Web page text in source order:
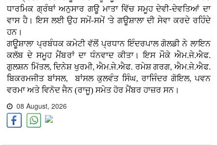
ਧਾਰਮਿਕ ਗ੍ਰੰਥਾਂ ਅਨੁਸਾਰ ਗਊ ਮਾਤਾ ਵਿੱਚ ਸਮੂਹ ਦੇਵੀ-ਦੇਵਤਿਆਂ ਦਾ
ਵਾਸ ਹੈ। ਇਸ ਲਈ ਉਹ ਸਮੇਂ-ਸਮੇਂ 'ਤੇ ਗਊਸ਼ਾਲਾ ਦੀ ਸੇਵਾ ਕਰਦੇ ਰਹਿੰਦੇ
ਹਨ।
ਗਊਸ਼ਾਲਾ ਪ੍ਰਬੰਧਕ ਕਮੇਟੀ ਵੱਲੋਂ ਪ੍ਰਧਾਨ ਇੰਦਰਪਾਲ ਗੋਲਡੀ ਨੇ ਲਾਇਨ
ਕਲੱਬ ਦੇ ਸਮੂਹ ਮੈਂਬਰਾਂ ਦਾ ਧੰਨਵਾਦ ਕੀਤਾ। ਇਸ ਮੌਕੇ ਐਮ.ਜੇ.ਐਫ.
ਗੁਲਸ਼ਨ ਮਿੱਤਲ, ਦਿਨੇਸ਼ ਖੁਰਮੀ, ਐਮ.ਜੇ.ਐਫ. ਰਮੇਸ਼ ਗਰਗ, ਐਮ.ਜੇ.ਐਫ.
ਬਿਕਰਮਜੀਤ ਬਾਂਸਲ, ਬਾਂਸਲ ਕੁਲਵੰਤ ਸਿੰਘ, ਰਾਜਿੰਦਰ ਗੋਇਲ, ਪਵਨ
ਵਰਮਾ ਅਤੇ ਵਿਨੋਦ ਜੈਨ (ਰਾਜੂ) ਸਮੇਤ ਹੋਰ ਮੈਂਬਰ ਹਾਜ਼ਰ ਸਨ।
08 August, 2026